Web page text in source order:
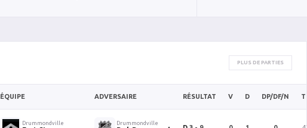
PLUS DE PARTIES
ÉQUIPE ADVERSAIRE RÉSULTAT V D DP/DF/N TC
Drummondville Drummondville